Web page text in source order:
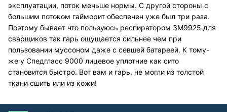
эксплуатации, поток меньше нормы. С другой стороны с
большим потоком гайморит обеспечен уже был три раза.
Поэтому бывает что пользуюсь респиратором 3М9925 для
сварщиков так гарь ощущается сильнее чем при
пользовании муссоном даже с севшей батареей. К тому-
же у Спедгласс 9000 лицевое уплотние как сито
становится быстро. Вот вам и гарь, не могли из толстой
ткани сшить или из кожи!